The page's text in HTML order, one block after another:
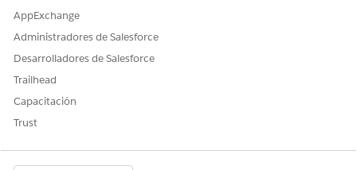
AppExchange
Administradores de Salesforce
Desarrolladores de Salesforce
Trailhead
Capacitación
Trust